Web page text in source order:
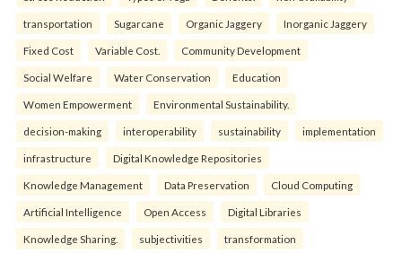
transportation Sugarcane Organic Jaggery Inorganic Jaggery
Fixed Cost Variable Cost. Community Development
Social Welfare Water Conservation Education
Women Empowerment Environmental Sustainability.
decision-making interoperability sustainability implementation
infrastructure Digital Knowledge Repositories
Knowledge Management Data Preservation Cloud Computing
Artificial Intelligence Open Access Digital Libraries
Knowledge Sharing. subjectivities transformation